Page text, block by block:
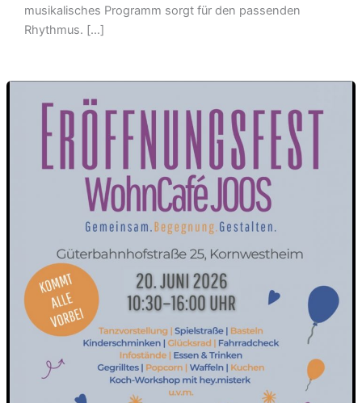
musikalisches Programm sorgt für den passenden
Rhythmus. […]